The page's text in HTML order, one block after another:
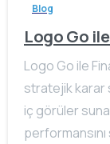
Blog
Logo Go
Logo Go ile
stratejik karar
iç görüler